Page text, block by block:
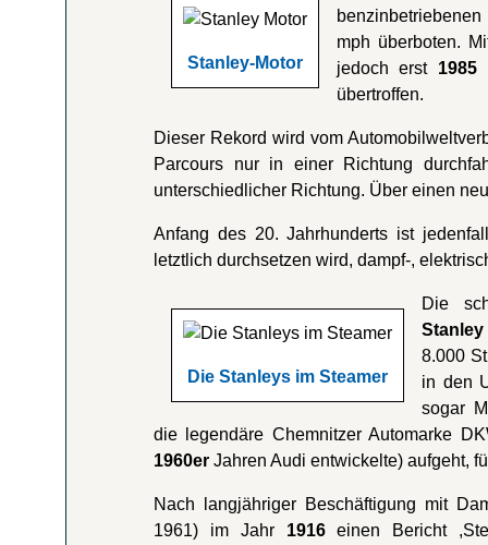
Stanley-Motor
mph überboten.
jedoch erst 1985
übertroffen.
Dieser Rekord wird vom
Parcours nur in einer Richtung
unterschiedlicher Richtung. Über einen
Anfang des 20. Jahrhunderts ist
letztlich durchsetzen wird, dampf-,
Die Stanleys im Steamer
Die
Stanley
8.000
in den
sogar
die legendäre Chemnitzer Automarke
1960er Jahren Audi entwickelte) aufgeht,
Nach langjähriger Beschäftigung mit
1961) im Jahr 1916einen Bericht